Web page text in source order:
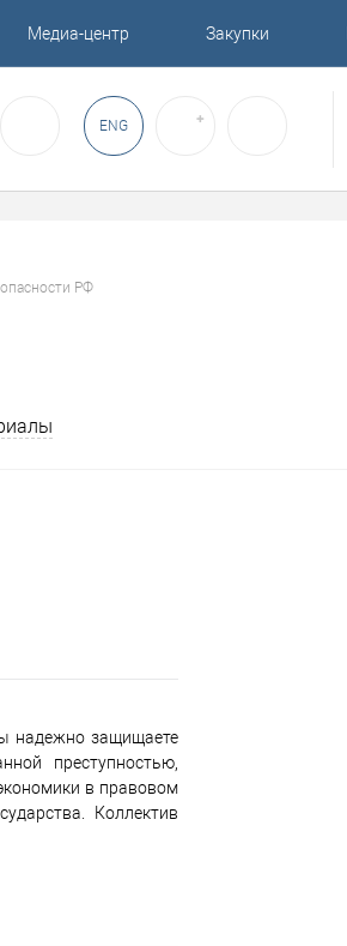
Медиа-центр Закупки
ENG ✚
РФ
надежно защищаете
преступностью,
в правовом
Коллектив